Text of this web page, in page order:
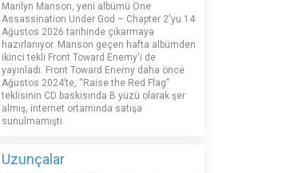
Marilyn Manson, yeni albümü One
Assassination Under God – Chapter 2'yu 14
Ağustos 2026 tarihinde çıkarmaya
hazırlanıyor. Manson geçen hafta albümden
ikinci tekli Front Toward Enemy'i de
yayınladı. Front Toward Enemy daha önce
Ağustos 2024’te, “Raise the Red Flag”
teklisinin CD baskısında B yüzü olarak şer
almış, internet ortamında satışa
sunulmamıştı.
Uzunçalar